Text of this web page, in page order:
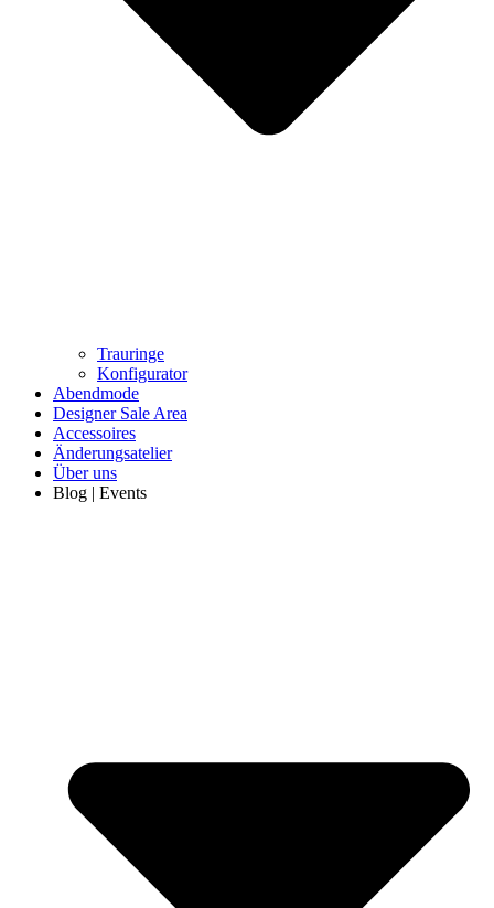
Trauringe
Konfigurator
Abendmode
Designer Sale Area
Accessoires
Änderungsatelier
Über uns
Blog | Events